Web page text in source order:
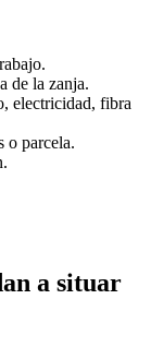
de la zanja.
electricidad, fibra
o parcela.
a situar